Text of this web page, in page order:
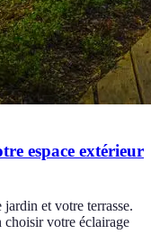
espace extérieur
et votre terrasse.
choisir votre éclairage